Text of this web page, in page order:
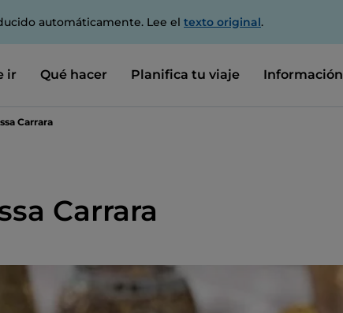
automáticamente. Lee el texto original.
ir Qué hacer Planifica tu viaje Información
Carrara
Carrara